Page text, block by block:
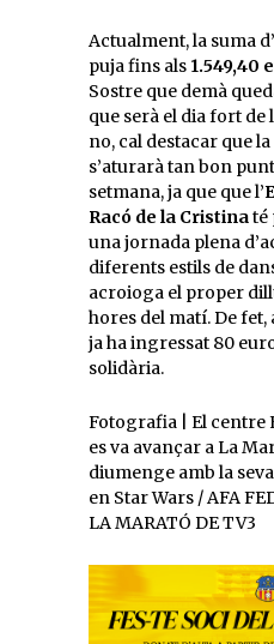
Actualment, la suma
puja fins als 1.549,40
Sostre que demà
que serà el dia fort de
no, cal destacar que
s’aturarà tan bon
setmana, ja que que l’
Racó de la Cristinaté
una jornada plena
diferents estils de
acroioga el proper
hores del matí. De
ja ha ingressat 80
solidària.
Fotografia | El centre
es va avançar a La
diumenge amb la
en Star Wars / AFA
LA MARATÓ DE TV3